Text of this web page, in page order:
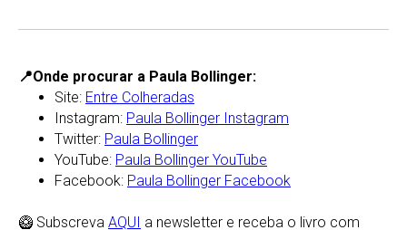
📍Onde procurar a Paula Bollinger:
Site: Entre Colheradas
Instagram: Paula Bollinger Instagram
Twitter: Paula Bollinger
YouTube: Paula Bollinger YouTube
Facebook: Paula Bollinger Facebook
🥝 Subscreva AQUI a newsletter e receba o livro com